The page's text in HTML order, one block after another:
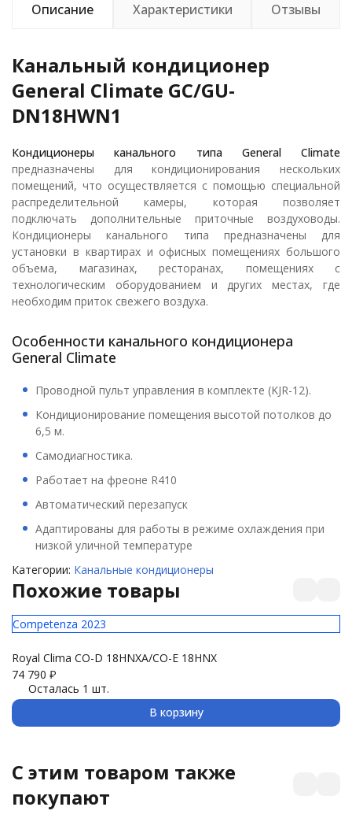
Описание Характеристики Отзывы
Канальный кондиционер
General Climate GC/GU-
DN18HWN1
Кондиционеры канального типа General Climate
предназначены для кондиционирования нескольких
помещений, что осуществляется с помощью специальной
распределительной камеры, которая позволяет
подключать дополнительные приточные воздуховоды.
Кондиционеры канального типа предназначены для
установки в квартирах и офисных помещениях большого
объема, магазинах, ресторанах, помещениях с
технологическим оборудованием и других местах, где
необходим приток свежего воздуха.
Особенности канального кондиционера
General Climate
Проводной пульт управления в комплекте (KJR-12).
Кондиционирование помещения высотой потолков до
6,5 м.
Самодиагностика.
Работает на фреоне R410
Автоматический перезапуск
Адаптированы для работы в режиме охлаждения при
низкой уличной температуре
Категории: Канальные кондиционеры
Похожие товары
Competenza 2023
Royal Clima CO-D 18HNXA/CO-E 18HNX
74 790 ₽
Осталась 1 шт.
В корзину
C этим товаром также
покупают